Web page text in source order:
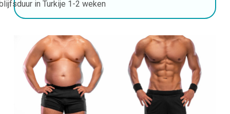
in Turkije 1-2 weken